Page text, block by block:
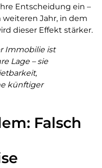
Entscheidung ein –
Jahr, in dem
dieser Effekt stärker.
Immobilie ist
Lage – sie
künftiger
Falsch